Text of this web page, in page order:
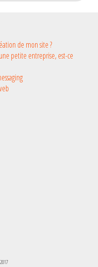
de mon site ?
petite entreprise, est-ce